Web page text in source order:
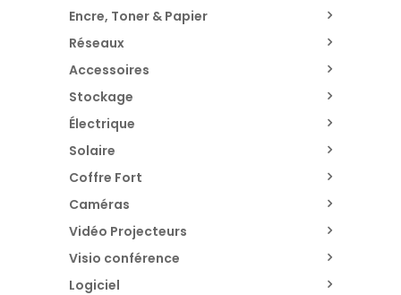
Encre, Toner & Papier
Réseaux
Accessoires
Stockage
Électrique
Solaire
Coffre Fort
Caméras
Vidéo Projecteurs
Visio conférence
Logiciel